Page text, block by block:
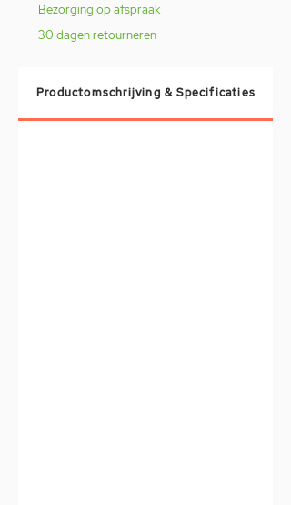
Bezorging op afspraak
30 dagen retourneren
Productomschrijving & Specificaties